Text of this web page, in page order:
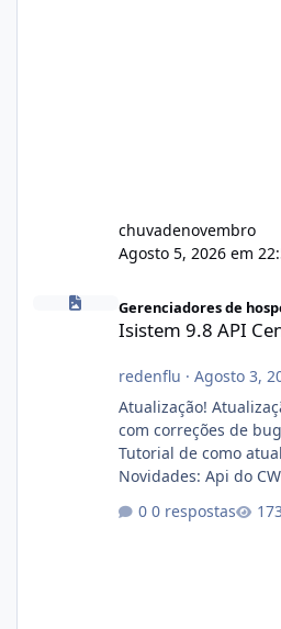
chuvadenovembro
Agosto 5, 2026 em
Isistem 9.8 API CentOS Web Panel
Gerenciadores de
Isistem 9.8 API
redenflu · Agosto 3,
Atualização! Atualização para a versão 9.8
com correções de bugs Como
Tutorial de como
Novidades: Api do CWP7(CentOS Web Panel)
autorizado a usasr o
0 respostas